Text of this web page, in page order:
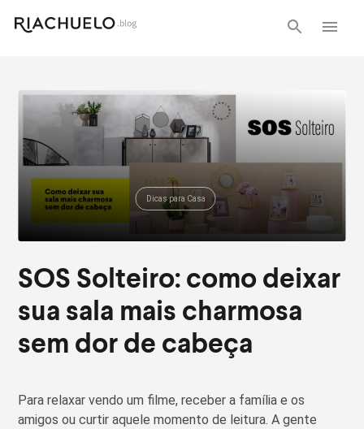
Dicas para Casa
SOS Solteiro: como deixar
sua sala mais charmosa
sem dor de cabeça
Para relaxar vendo um filme, receber a família e os
amigos ou curtir aquele momento de leitura. A gente